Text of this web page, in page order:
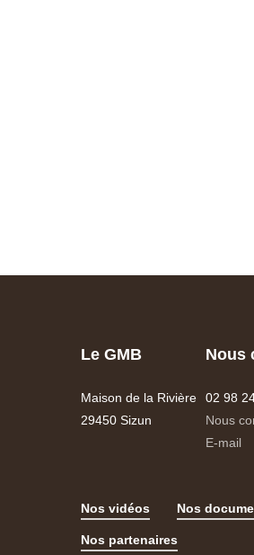
Le GMB
Maison de la Rivière
29450 Sizun
Nous
02 98
Nous
E-mail
Nos vidéos Nos
Nos partenaires